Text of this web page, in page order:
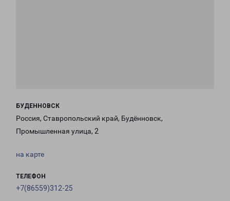
БУДЕННОВСК
Россия, Ставропольский край, Будённовск,
Промышленная улица, 2
на карте
ТЕЛЕФОН
+7(86559)312-25